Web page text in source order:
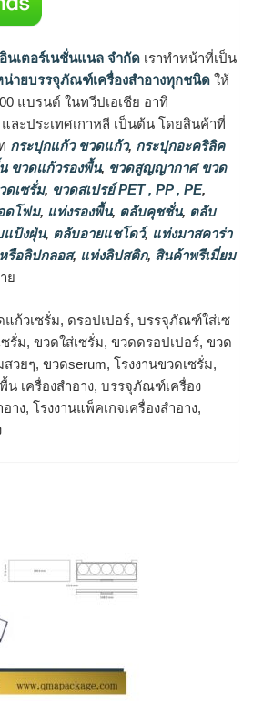
นเตอร์เนชั่นแนล จำกัด เราทำหน้าที่เป็น
ายบรรจุภัณฑ์เครื่องสำอางทุกชนิด ให้
แบรนด์ ในทวีปเอเชีย อาทิ
ละประเทศเกาหลี เป็นต้น โดยสินค้าที่
กระปุกแก้ว ขวดแก้ว, กระปุกอะคริลิค
ขวดแก้วรองพื้น, ขวดสูญญากาศ ขวด
ดเซรั่ม, ขวดสเปรย์ PET , PP , PE,
ดโฟม, แท่งรองพื้น, ตลับคุชชั่น, ตลับ
แป้งฝุ่น, ตลับอายแชโดว์, แท่งมาสคาร่า
รือลิปกลอส, แท่งลิปสติก, สินค้าพรีเมี่ยม
ย
ก้วเซรั่ม, ดรอปเปอร์, บรรจุภัณฑ์ใส่เซ
รั่ม, ขวดใส่เซรั่ม, ขวดดรอปเปอร์, ขวด
วยๆ, ขวดserum, โรงงานขวดเซรั่ม,
น เครื่องสำอาง, บรรจุภัณฑ์เครื่อง
าง, โรงงานแพ็คเกจเครื่องสำอาง,